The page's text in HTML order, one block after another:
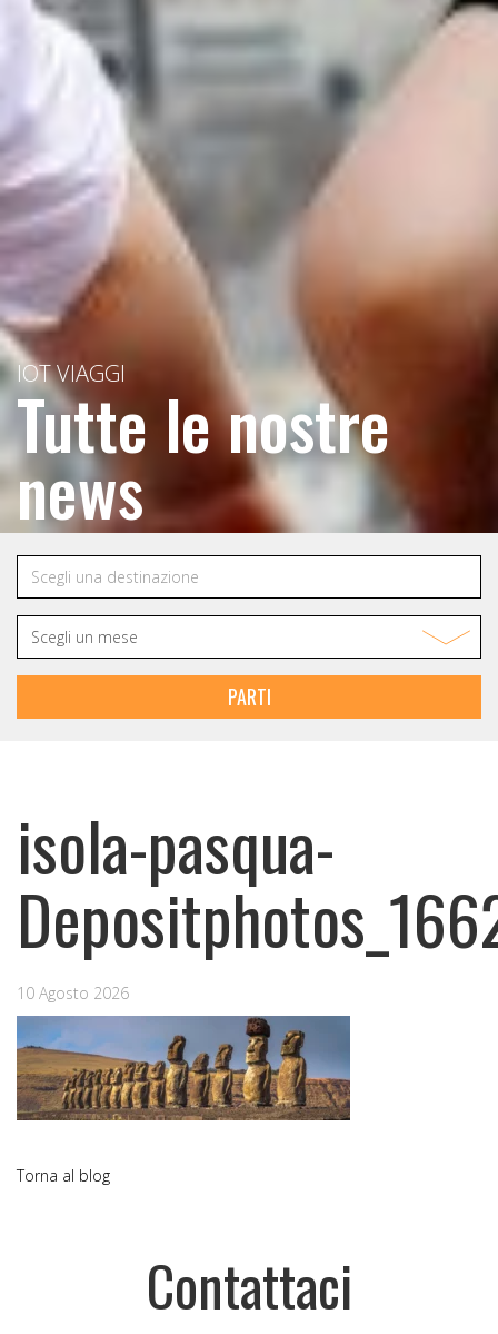
IOT VIAGGI
Tutte le nostre
news
PARTI
isola-pasqua-
10 Agosto 2026
Torna al blog
Contattaci